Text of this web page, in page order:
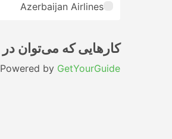
Azerbaijan Airlines
کارهایی که می‌توان در Sharm El Sheikh انجام داد
Powered by GetYourGuide